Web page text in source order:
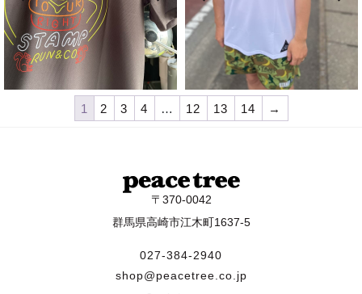
¥5,830 ¥5,830
1 2 3 4 … 12 13 14 →
〒370-0042
群馬県高崎市江木町1637-5
027-384-2940
shop@peacetree.co.jp